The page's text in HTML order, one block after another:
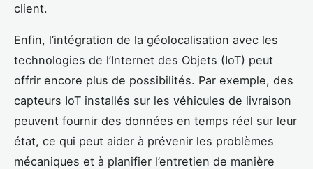
client.
Enfin, l’intégration de la géolocalisation avec les
technologies de l’Internet des Objets (IoT) peut
offrir encore plus de possibilités. Par exemple, des
capteurs IoT installés sur les véhicules de livraison
peuvent fournir des données en temps réel sur leur
état, ce qui peut aider à prévenir les problèmes
mécaniques et à planifier l’entretien de manière